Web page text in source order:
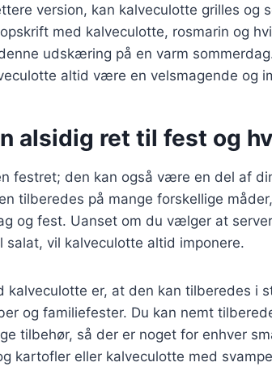
version, kan kalveculotte grilles og
med kalveculotte, rosmarin og
udskæring på en varm
altid være en velsmagende og
alsidig ret til fest og
festret; den kan også være en del af
tilberedes på mange forskellige
og fest. Uanset om du vælger at
salat, vil kalveculotte altid imponere.
kalveculotte er, at den kan tilberedes i
og familiefester. Du kan nemt
tilbehør, så der er noget for enhver
kartofler eller kalveculotte med